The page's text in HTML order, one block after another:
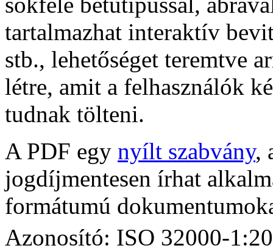
tartalmazhat interaktív
stb., lehetőséget teremtve
létre, amit a felhasználók
tudnak tölteni.
A PDF egy nyílt szabvány,
jogdíjmentesen írhat
formátumú
Azonosító: ISO 32000-